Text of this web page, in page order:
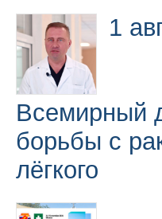
1
Всемирный
борьбы с
лёгкого